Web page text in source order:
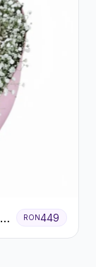
RON449